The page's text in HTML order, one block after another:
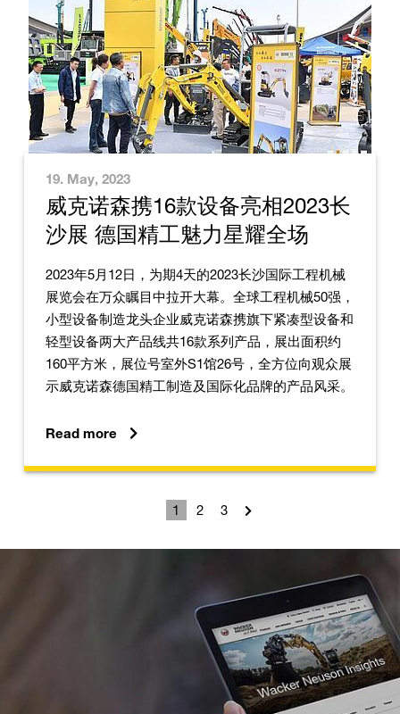
19. May, 2023
威克诺森携16款设备亮相2023长
沙展 德国精工魅力星耀全场
2023年5月12日，为期4天的2023长沙国际工程机械
展览会在万众瞩目中拉开大幕。全球工程机械50强，
小型设备制造龙头企业威克诺森携旗下紧凑型设备和
轻型设备两大产品线共16款系列产品，展出面积约
160平方米，展位号室外S1馆26号，全方位向观众展
示威克诺森德国精工制造及国际化品牌的产品风采。
Read more
1 2 3